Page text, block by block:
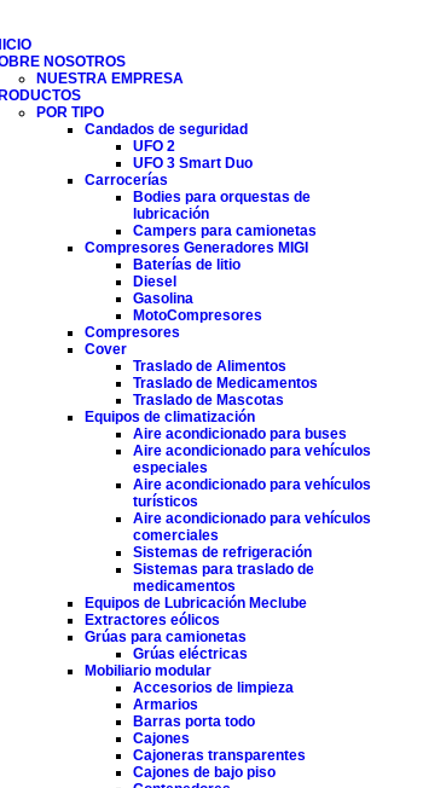
NOSOTROS
NUESTRA EMPRESA
POR TIPO
Candados de seguridad
UFO 2
UFO 3 Smart Duo
Carrocerías
Bodies para orquestas de
lubricación
Campers para camionetas
Compresores Generadores MIGI
Baterías de litio
Diesel
Gasolina
MotoCompresores
Compresores
Cover
Traslado de Alimentos
Traslado de Medicamentos
Traslado de Mascotas
Equipos de climatización
Aire acondicionado para buses
Aire acondicionado para vehículos
especiales
Aire acondicionado para vehículos
turísticos
Aire acondicionado para vehículos
comerciales
Sistemas de refrigeración
Sistemas para traslado de
medicamentos
Equipos de Lubricación Meclube
Extractores eólicos
Grúas para camionetas
Grúas eléctricas
Mobiliario modular
Accesorios de limpieza
Armarios
Barras porta todo
Cajones
Cajoneras transparentes
Cajones de bajo piso